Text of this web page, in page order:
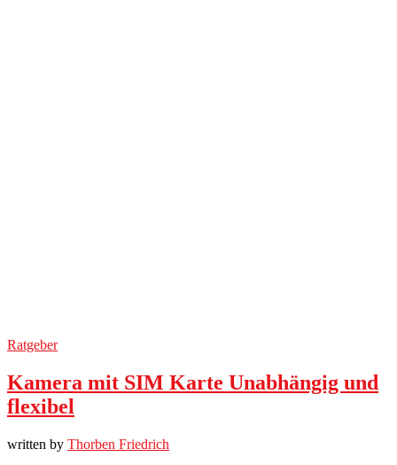
Ratgeber
Kamera mit SIM Karte Unabhängig und
flexibel
written by Thorben Friedrich